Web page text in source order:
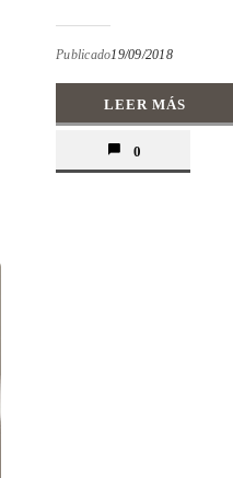
Publicado19/09/2018
LEER MÁS
0